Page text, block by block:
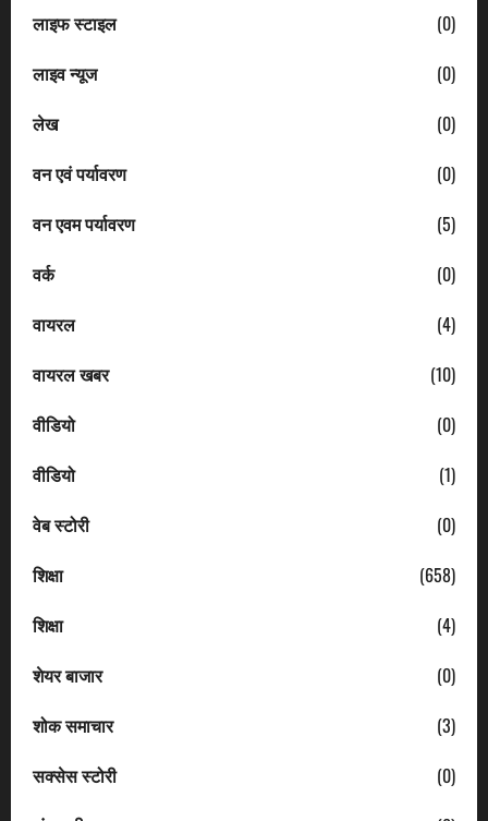
लाइफ स्टाइल
(0)
लाइव न्यूज
(0)
लेख
(0)
वन एवं पर्यावरण
(0)
वन एवम पर्यावरण
(5)
वर्क
(0)
वायरल
(4)
वायरल खबर
(10)
वीडियो
(0)
वीडियो
(1)
वेब स्टोरी
(0)
शिक्षा
(658)
शिक्षा
(4)
शेयर बाजार
(0)
शोक समाचार
(3)
सक्सेस स्टोरी
(0)